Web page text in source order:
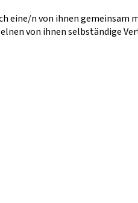
eine/n von ihnen gemeinsam
von ihnen selbständige